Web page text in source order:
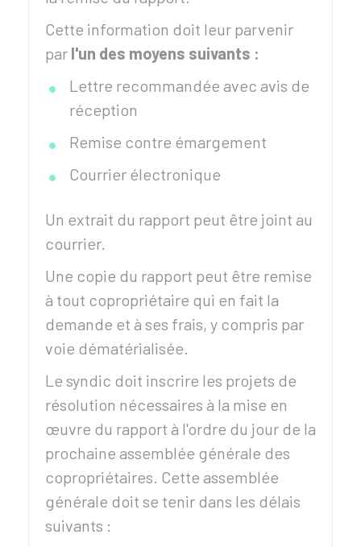
Cette information doit leur parvenir
par l'un des moyens suivants :
Lettre recommandée avec avis de
réception
Remise contre émargement
Courrier électronique
Un extrait du rapport peut être joint au
courrier.
Une copie du rapport peut être remise
à tout copropriétaire qui en fait la
demande et à ses frais, y compris par
voie dématérialisée.
Le syndic doit inscrire les projets de
résolution nécessaires à la mise en
œuvre du rapport à l'ordre du jour de la
prochaine assemblée générale des
copropriétaires. Cette assemblée
générale doit se tenir dans les délais
suivants :